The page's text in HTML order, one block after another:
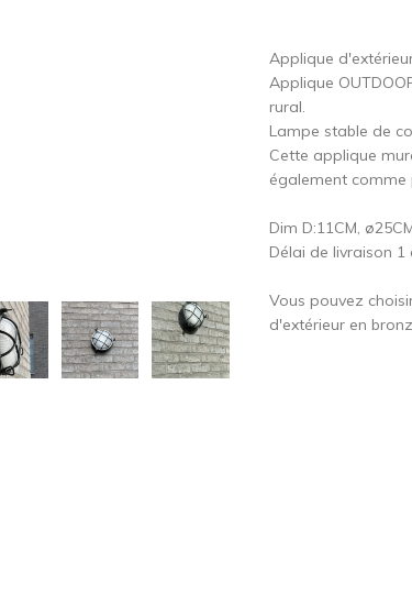
Applique
Applique
rural.
Lampe stable de
Cette applique
également comme
Dim D:11CM,
Délai de livraison 1
Vous pouvez
d'extérieur en